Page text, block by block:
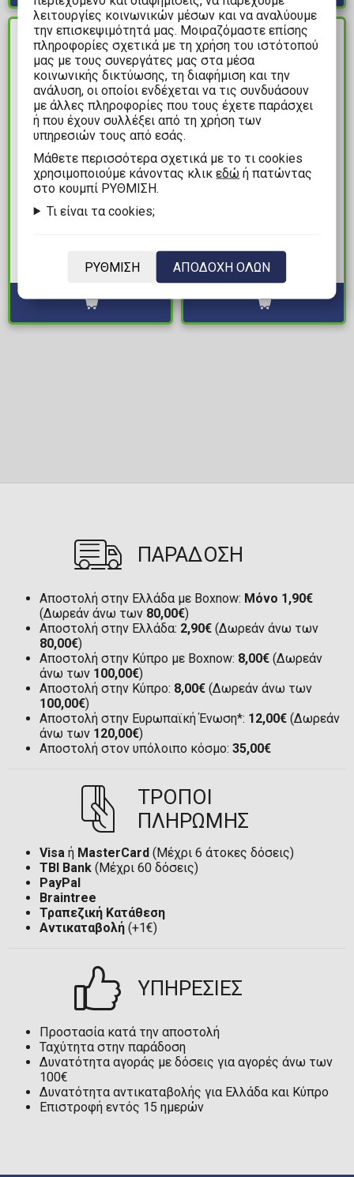
ΔΙΑΘΕΣΙΜΟ
11,99€
Τόμος Manga One
ΔΙΑΘΕΣΙΜΟ
Κόσμος
Διαθέσιμα: 1
ΠΑΡΑΔΟΣΗ
Αποστολή στην Ελλάδα με Boxnow: Μόνο 1,90€
(Δωρεάν άνω των 80,00€)
Αποστολή στην Ελλάδα: 2,90€ (Δωρεάν άνω των
80,00€)
Αποστολή στην Κύπρο με Boxnow: 8,00€ (Δωρεάν
άνω των 100,00€)
Αποστολή στην Κύπρο: 8,00€ (Δωρεάν άνω των
100,00€)
Αποστολή στην Ευρωπαϊκή Ένωση*: 12,00€ (Δωρεάν
άνω των 120,00€)
Αποστολή στον υπόλοιπο κόσμο: 35,00€
ΤΡΟΠΟΙ
ΠΛΗΡΩΜΗΣ
Visa ή MasterCard (Μέχρι 6 άτοκες δόσεις)
TBI Bank (Μέχρι 60 δόσεις)
PayPal
Braintree
Τραπεζική Κατάθεση
Αντικαταβολή (+1€)
ΥΠΗΡΕΣΙΕΣ
Προστασία κατά την αποστολή
Ταχύτητα στην παράδοση
Δυνατότητα αγοράς με δόσεις για αγορές άνω των
100€
Δυνατότητα αντικαταβολής για Ελλάδα και Κύπρο
Επιστροφή εντός 15 ημερών
λειτουργίες κοινωνικών μέσων και να αναλύουμε
την επισκεψιμότητά μας. Μοιραζόμαστε επίσης
πληροφορίες σχετικά με τη χρήση του ιστότοπού
μας με τους συνεργάτες μας στα μέσα
κοινωνικής δικτύωσης, τη διαφήμιση και την
ανάλυση, οι οποίοι ενδέχεται να τις συνδυάσουν
με άλλες πληροφορίες που τους έχετε παράσχει
ή που έχουν συλλέξει από τη χρήση των
υπηρεσιών τους από εσάς.
Mάθετε περισσότερα σχετικά με το τι cookies
χρησιμοποιούμε κάνοντας κλικεδώ ή πατώντας
στο κουμπί ΡΥΘΜΙΣΗ.
Τι είναι τα cookies;
ΡΥΘΜΙΣΗ ΑΠΟΔΟΧΗ ΟΛΩΝ